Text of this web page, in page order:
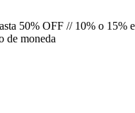
50% OFF // 10% o 15%